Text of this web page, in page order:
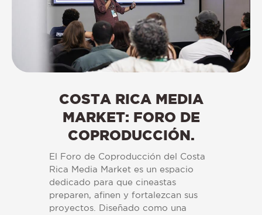
COSTA RICA MEDIA
MARKET: FORO DE
COPRODUCCIÓN.
El Foro de Coproducción del Costa
Rica Media Market es un espacio
dedicado para que cineastas
preparen, afinen y fortalezcan sus
proyectos. Diseñado como una